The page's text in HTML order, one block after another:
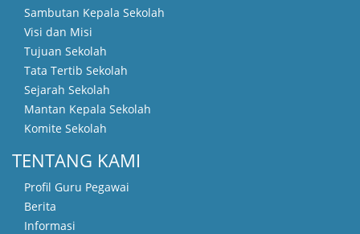
Sambutan Kepala Sekolah
Visi dan Misi
Tujuan Sekolah
Tata Tertib Sekolah
Sejarah Sekolah
Mantan Kepala Sekolah
Komite Sekolah
TENTANG KAMI
Profil Guru Pegawai
Berita
Informasi